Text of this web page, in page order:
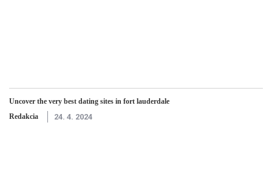
Uncover the very best dating sites in fort lauderdale
Redakcia
24. 4. 2024